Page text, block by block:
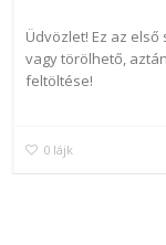
Üdvözlet! Ez az
vagy törölhető,
feltöltése!
0 lájk